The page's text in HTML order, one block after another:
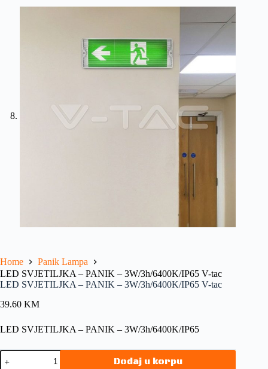
Home
Panik Lampa
LED SVJETILJKA – PANIK – 3W/3h/6400K/IP65 V-tac
LED SVJETILJKA – PANIK – 3W/3h/6400K/IP65 V-tac
39.60 KM
LED SVJETILJKA – PANIK – 3W/3h/6400K/IP65
Dodaj u korpu